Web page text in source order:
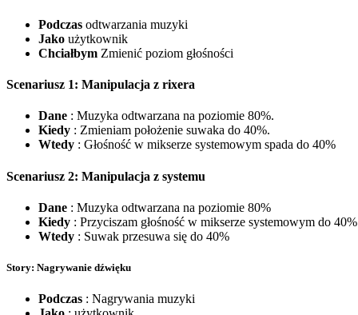
Podczas odtwarzania muzyki
Jako użytkownik
Chciałbym Zmienić poziom głośności
Scenariusz 1: Manipulacja z rixera
Dane : Muzyka odtwarzana na poziomie 80%.
Kiedy : Zmieniam położenie suwaka do 40%.
Wtedy : Głośność w mikserze systemowym spada do 40%
Scenariusz 2: Manipulacja z systemu
Dane : Muzyka odtwarzana na poziomie 80%
Kiedy : Przyciszam głośność w mikserze systemowym do 40%
Wtedy : Suwak przesuwa się do 40%
Story: Nagrywanie dźwięku
Podczas : Nagrywania muzyki